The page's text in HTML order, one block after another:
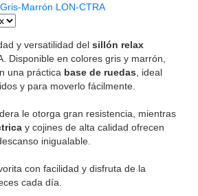
Marrón LON-CTRA
y versatilidad del sillón relax
Disponible en colores gris y marrón,
una práctica base de ruedas , ideal
y para moverlo fácilmente.
le otorga gran resistencia, mientras
y cojines de alta calidad ofrecen
inigualable.
con facilidad y disfruta de la
cada día.